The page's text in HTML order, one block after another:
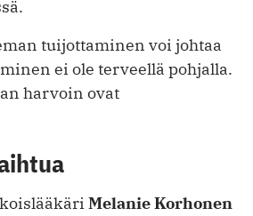
tuijottaminen voi johtaa
ei ole terveellä pohjalla.
harvoin ovat
Melanie Korhonen